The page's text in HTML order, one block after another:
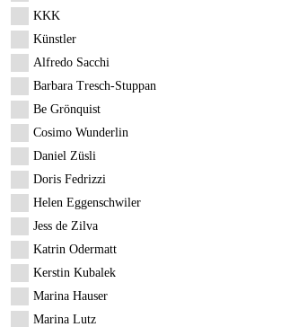
KKK
Künstler
Alfredo Sacchi
Barbara Tresch-Stuppan
Be Grönquist
Cosimo Wunderlin
Daniel Züsli
Doris Fedrizzi
Helen Eggenschwiler
Jess de Zilva
Katrin Odermatt
Kerstin Kubalek
Marina Hauser
Marina Lutz